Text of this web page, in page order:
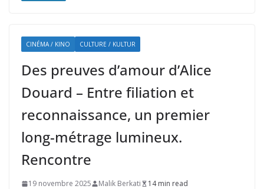
CINÉMA / KINO CULTURE / KULTUR
Des preuves d’amour d’Alice
Douard – Entre filiation et
reconnaissance, un premier
long-métrage lumineux.
Rencontre
19 novembre 2025 Malik Berkati
14 min read